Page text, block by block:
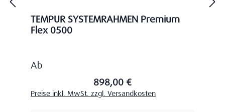
TEMPUR SYSTEMRAHMEN Premium
Flex 0500
Regulärer Preis:
Ab
898,00 €
Preise inkl. MwSt. zzgl. Versandkosten